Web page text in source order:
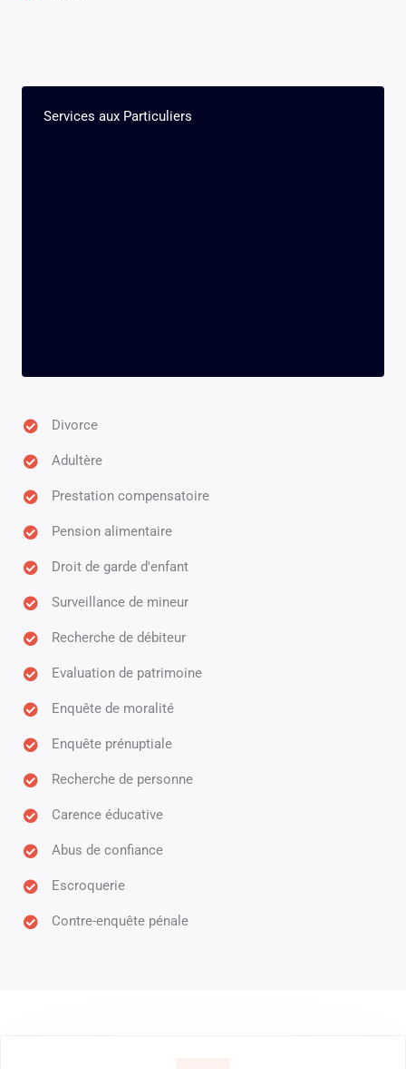
Services aux Particuliers​
Divorce
Adultère
Prestation compensatoire
Pension alimentaire
Droit de garde d'enfant
Surveillance de mineur
Recherche de débiteur
Evaluation de patrimoine
Enquête de moralité
Enquête prénuptiale
Recherche de personne
Carence éducative
Abus de confiance
Escroquerie
Contre-enquête pénale